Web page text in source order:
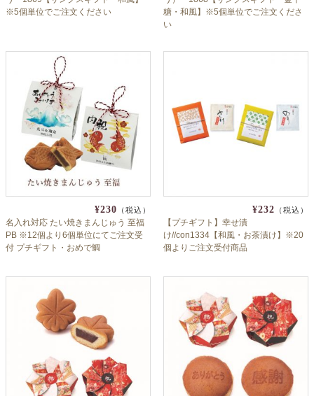
※5個単位でご注文ください
糖・和風】※5個単位でご注文くださ
い
¥230 （税込）
名入れ対応 たい焼きまんじゅう 至福
PB ※12個より6個単位にてご注文受
付 プチギフト・おめで鯛
¥232 （税込）
【プチギフト】幸せ漬
け//con1334【和風・お茶漬け】※20
個よりご注文受付商品